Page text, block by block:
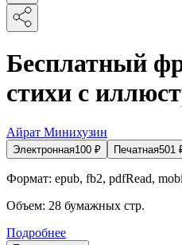
Бесплатный
стихи с
Айрат Минихузин
Электронная100 ₽ Печатная501
Формат: epub, fb2, pdfRead, mobi
Объем: 28 бумажных стр.
Подробнее